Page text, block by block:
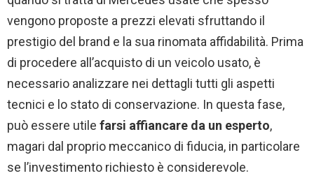
vengono proposte a prezzi elevati sfruttando il
prestigio del brand e la sua rinomata affidabilità. Prima
di procedere all’acquisto di un veicolo usato, è
necessario analizzare nei dettagli tutti gli aspetti
tecnici e lo stato di conservazione. In questa fase,
può essere utile farsi affiancare da un esperto,
magari dal proprio meccanico di fiducia, in particolare
se l’investimento richiesto è considerevole.